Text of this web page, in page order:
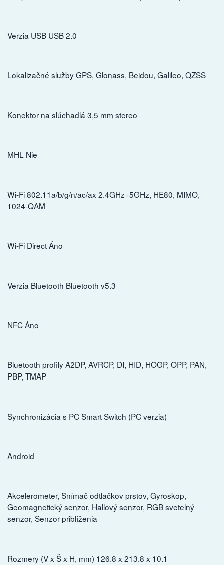
Verzia USB USB 2.0
Lokalizačné služby GPS, Glonass, Beidou, Galileo, QZSS
Konektor na slúchadlá 3,5 mm stereo
MHL Nie
Wi-Fi 802.11a/b/g/n/ac/ax 2.4GHz+5GHz, HE80, MIMO,
1024-QAM
Wi-Fi Direct Áno
Verzia Bluetooth Bluetooth v5.3
NFC Áno
Bluetooth profily A2DP, AVRCP, DI, HID, HOGP, OPP, PAN,
PBP, TMAP
Synchronizácia s PC Smart Switch (PC verzia)
Android
Akcelerometer, Snímač odtlačkov prstov, Gyroskop,
Geomagnetický senzor, Hallový senzor, RGB svetelný
senzor, Senzor priblíženia
Rozmery (V x Š x H, mm) 126.8 x 213.8 x 10.1